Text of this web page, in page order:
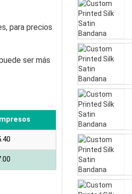
para precios
ser más